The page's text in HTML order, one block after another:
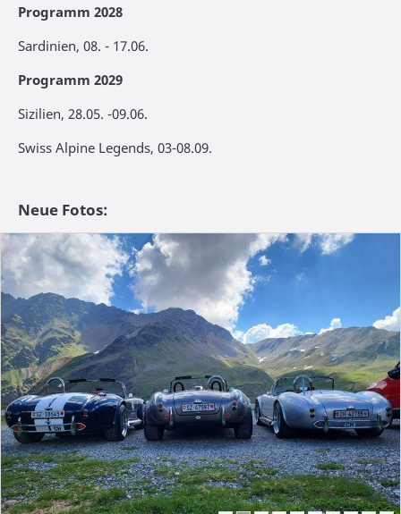
Programm 2028
Sardinien, 08. - 17.06.
Programm 2029
Sizilien, 28.05. -09.06.
Swiss Alpine Legends, 03-08.09.
Neue Fotos: